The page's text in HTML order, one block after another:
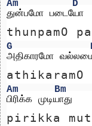
Am
D
துன்பமோ படையோ
thunpamO
G
அதிகாரமோ
athikaramO
Am Bm
பிரிக்க முடியாது
pirikka